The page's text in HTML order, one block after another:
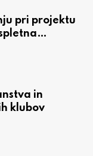
pri projektu
in
klubov